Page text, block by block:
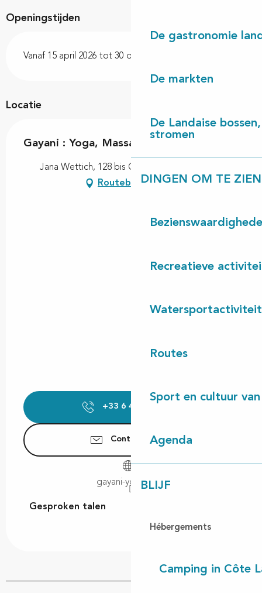
De gastronomie
De markten
De Landaise
stromen
DINGEN OM TE
Recreatieve
Routes
Sport en cultuur
Agenda
BLIJF
Hébergements
Camping in Côte
Openingstijden
Vanaf 15 april 2026 tot 30 oktober 2026
Locatie
Gayani : Yoga, Massages, Naturopathie
Jana Wettich, 128 bis Grand Rue, 40550 Léon
Routebeschrijving
+33 6 43 50 38
Contacteer ons
gayani-yoga.com
Gesproken talen
Gesproken talen